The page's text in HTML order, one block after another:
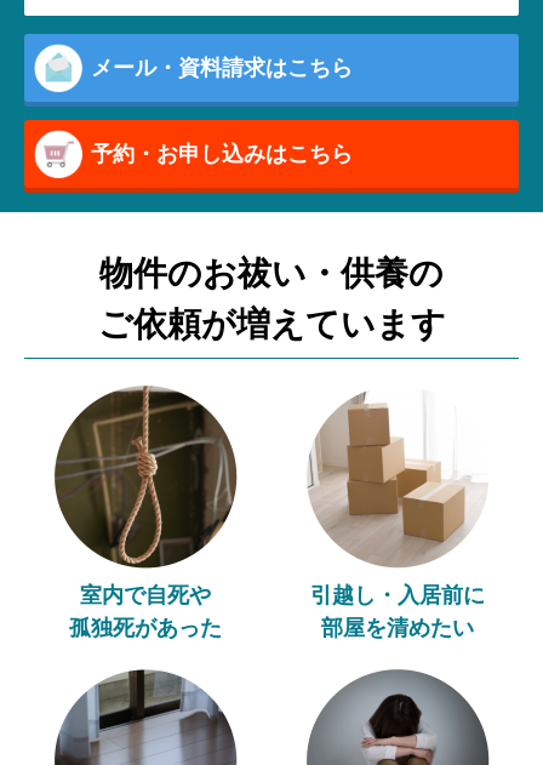
メール・資料請求はこちら
予約・お申し込みはこちら
物件のお祓い・供養の
ご依頼が増えています
室内で自死や
孤独死があった
引越し・入居前に
部屋を清めたい